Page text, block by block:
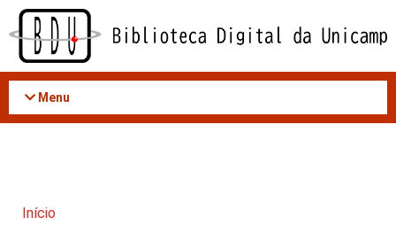
Acessar
conteúdo
Menu
Início